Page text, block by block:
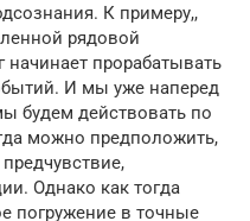
К примеру,,
рядовой
прорабатывать
И мы уже наперед
будем действовать по
можно предположить,
Однако как тогда
погружение в точные